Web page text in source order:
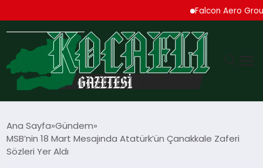
Falcon Aero Group,
TEKNOLOJI
Ana Sayfa Gündem
MSB’nin 18 Mart Mesajında Atatürk’ün Çanakkale Zaferi
Sözleri Yer Aldı